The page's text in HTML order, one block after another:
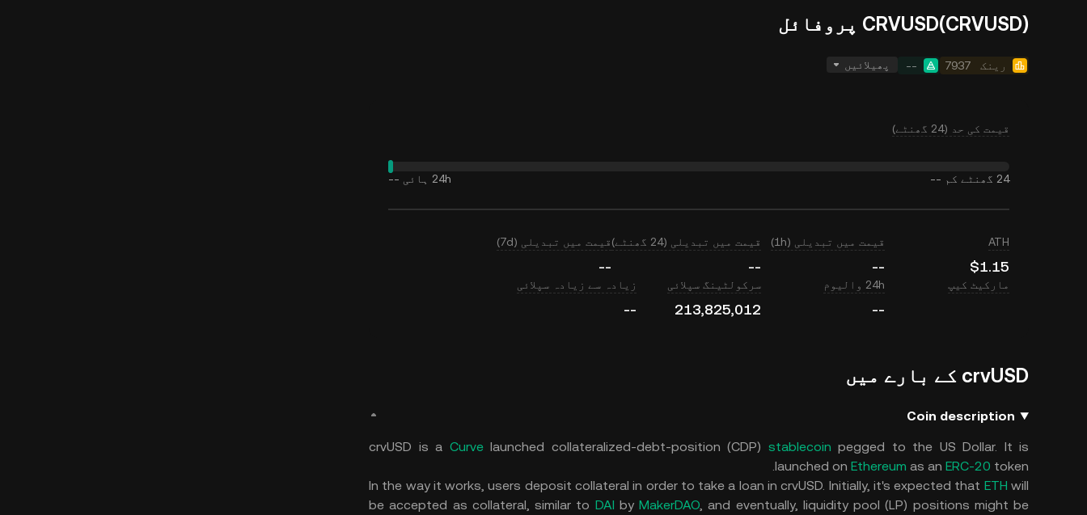
CRVUSD(CRVUSD) پروفائل
رینک 7937
-- پھیلائیں
قیمت کی حد (24 گھنٹے)
24 گھنٹے کم -- 24h ہائی --
ATH
$1.15
قیمت میں تبدیلی (1h)
--
قیمت میں تبدیلی (24 گھنٹے)
--
قیمت میں تبدیلی (7d)
--
مارکیٹ کیپ 24h والیوم
--
سرکولٹینگ سپلائی
213,825,012
زیادہ سے زیادہ سپلائی
--
crvUSD کے بارے میں
Coin description
crvUSD is a Curvelaunched collateralized-debt-position (CDP) stablecoin pegged to the US Dollar. It is
launched on Ethereum as an ERC-20 token.
In the way it works, users deposit collateral in order to take a loan in crvUSD. Initially, it's expected that ETH will
be accepted as collateral, similar to DAI by MakerDAO, and eventually, liquidity pool (LP) positions might be